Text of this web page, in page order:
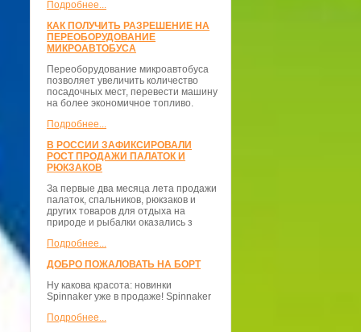
Подробнее...
КАК ПОЛУЧИТЬ РАЗРЕШЕНИЕ НА
ПЕРЕОБОРУДОВАНИЕ
МИКРОАВТОБУСА
Переоборудование микроавтобуса
позволяет увеличить количество
посадочных мест, перевести машину
на более экономичное топливо.
Подробнее...
В РОССИИ ЗАФИКСИРОВАЛИ
РОСТ ПРОДАЖИ ПАЛАТОК И
РЮКЗАКОВ
За первые два месяца лета продажи
палаток, спальников, рюкзаков и
других товаров для отдыха на
природе и рыбалки оказались з
Подробнее...
ДОБРО ПОЖАЛОВАТЬ НА БОРТ
Ну какова красота: новинки
Spinnaker уже в продаже! Spinnaker
Подробнее...